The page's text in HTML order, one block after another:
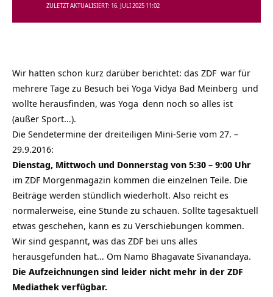
ZULETZT AKTUALISIERT: 16. JULI 2025 11:02
Wir hatten schon kurz darüber berichtet: das ZDF war für
mehrere Tage zu Besuch bei Yoga Vidya Bad Meinberg und
wollte herausfinden, was Yoga denn noch so alles ist
(außer Sport…).
Die Sendetermine der dreiteiligen Mini-Serie vom 27. –
29.9.2016:
Dienstag, Mittwoch und Donnerstag von 5:30 – 9:00 Uhr
im ZDF Morgenmagazin kommen die einzelnen Teile. Die
Beiträge werden stündlich wiederholt. Also reicht es
normalerweise, eine Stunde zu schauen. Sollte tagesaktuell
etwas geschehen, kann es zu Verschiebungen kommen.
Wir sind gespannt, was das ZDF bei uns alles
herausgefunden hat… Om Namo Bhagavate Sivanandaya.
Die Aufzeichnungen sind leider nicht mehr in der ZDF
Mediathek verfügbar.